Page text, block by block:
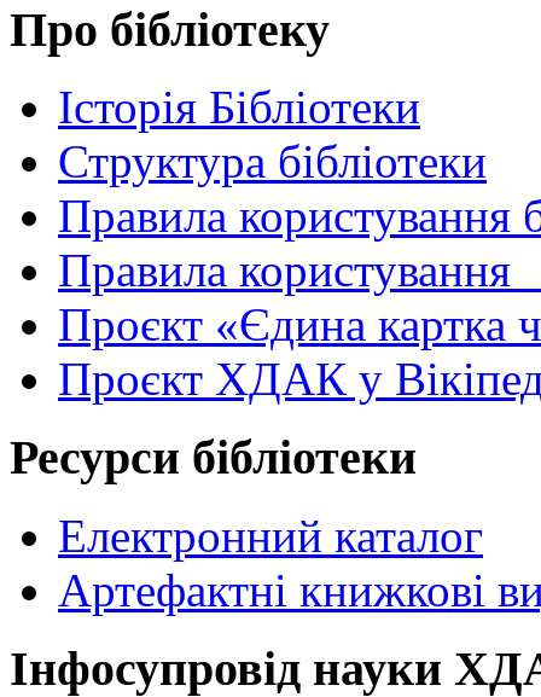
Про бібліотеку
Історія Бібліотеки
Структура бібліотеки
Правила користування
Правила
Проєкт «Єдина картка
Проєкт ХДАК у
Ресурси бібліотеки
Електронний каталог
Артефактні книжкові
Інфосупровід науки